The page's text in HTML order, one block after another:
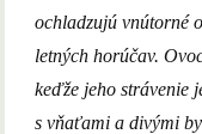
ochladzujú vnútorné
letných horúčav.
keďže jeho strávenie
s vňaťami a divými